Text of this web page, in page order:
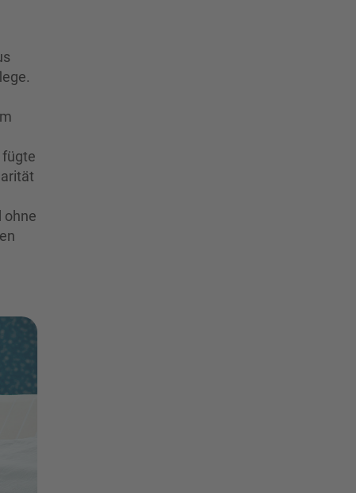
fügte
ohne